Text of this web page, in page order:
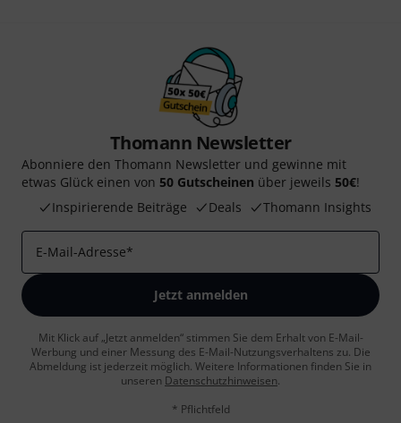
Thomann Newsletter
Abonniere den Thomann Newsletter und gewinne mit
etwas Glück einen von 50 Gutscheinen über jeweils 50€!
Inspirierende Beiträge
Deals Thomann Insights
E-Mail-Adresse*
Jetzt anmelden
Mit Klick auf „Jetzt anmelden“ stimmen Sie dem Erhalt von E-Mail-
Werbung und einer Messung des E-Mail-Nutzungsverhaltens zu. Die
Abmeldung ist jederzeit möglich. Weitere Informationen finden Sie in
unseren Datenschutzhinweisen.
* Pflichtfeld